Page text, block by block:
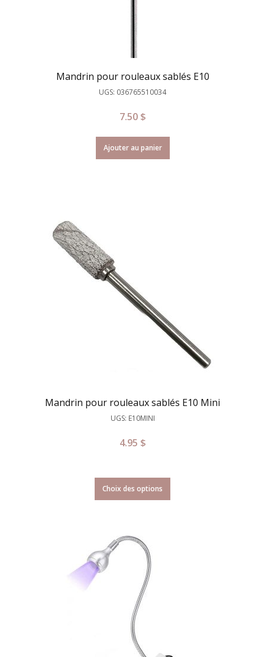
Mandrin pour rouleaux sablés E10
UGS: 036765510034
7.50 $
Ajouter au panier
Mandrin pour rouleaux sablés E10 Mini
UGS: E10MINI
4.95 $
Choix des options